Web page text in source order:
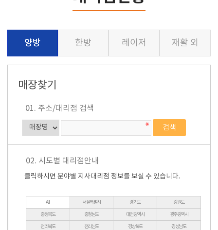
양방 한방 레이저 재활 외
매장찾기
01. 주소/대리점 검색
02. 시도별 대리점안내
클릭하시면 분야별 지사대리점 정보를 보실 수 있습니다.
All 서울특별시 경기도 강원도
충청북도 충청남도 대전광역시 광주광역시
전라북도 전라남도 경상북도 경상남도